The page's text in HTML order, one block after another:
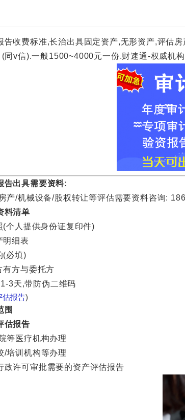
告收费标准,长治出具固定资产,无形资产,评估
同v信).一般1500~4000元一份.财速通-权威机
告出具需要资料:
/机械设备/股权转让等评估需要资料咨询:
料清单
人提供身份证复印件)
细表
必填)
方与委托方
天,带防伪二维码
估报告)
围
估报告
医疗机构办理
训机构等办理
许可审批需要的资产评估报告